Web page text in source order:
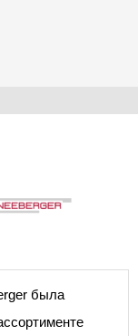
была